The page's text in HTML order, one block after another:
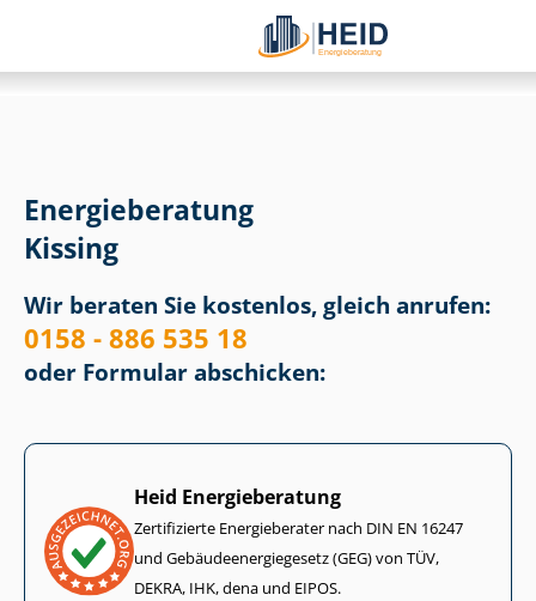
Energieberatung
Kissing
Wir beraten Sie kostenlos, gleich anrufen:
0158 - 886 535 18
oder Formular abschicken:
Heid Energieberatung
Zertifizierte Energieberater nach DIN EN 16247
und Ge­bäu­de­en­er­gie­ge­setz (GEG) von TÜV,
DEKRA, IHK, dena und EIPOS.